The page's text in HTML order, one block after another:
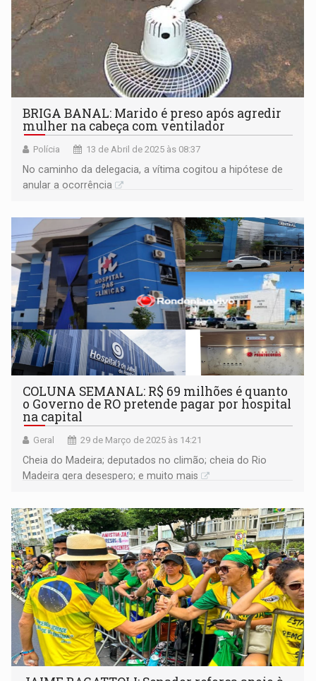
BRIGA BANAL: Marido é preso após agredir
mulher na cabeça com ventilador
Polícia 13 de Abril de 2025 às 08:37
No caminho da delegacia, a vítima cogitou a hipótese de
anular a ocorrência
COLUNA SEMANAL: R$ 69 milhões é quanto
o Governo de RO pretende pagar por hospital
na capital
Geral 29 de Março de 2025 às 14:21
Cheia do Madeira; deputados no climão; cheia do Rio
Madeira gera desespero; e muito mais